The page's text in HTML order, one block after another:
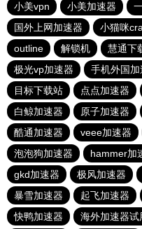
小美vpn
小美加速器
国外上网加速器
小猫咪
outline
解锁机 慧通下
极光vp加速器
手机外国
目标下载站
点点加速器
白鲸加速器
原子加速器
酷通加速器
veee加速器
泡泡狗加速器
hammer加
gkd加速器
极风加速器
暴雪加速器
起飞加速器
快鸭加速器
海外加速器试